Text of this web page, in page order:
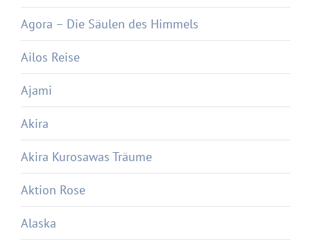
Agora – Die Säulen des Himmels
Ailos Reise
Ajami
Akira
Akira Kurosawas Träume
Aktion Rose
Alaska